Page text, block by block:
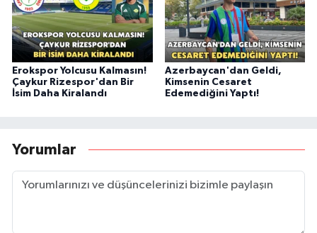
Erokspor Yolcusu Kalmasın!
Çaykur Rizespor'dan Bir
İsim Daha Kiralandı
Azerbaycan'dan Geldi,
Kimsenin Cesaret
Edemediğini Yaptı!
Yorumlar